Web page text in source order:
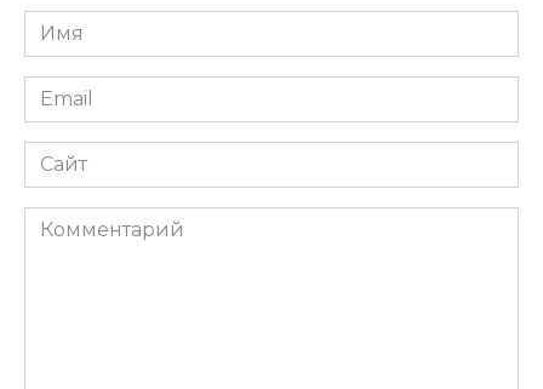
Имя
*
Email
*
Сайт
Комментарий